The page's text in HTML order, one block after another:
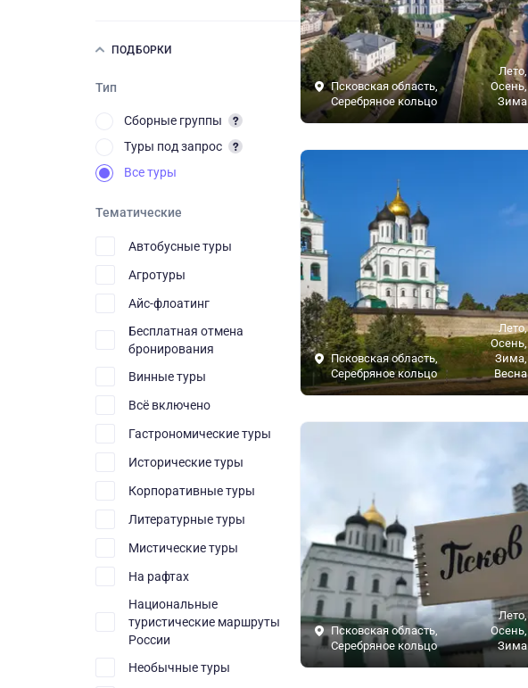
ПОДБОРКИ
Тип
Сборные группы
Туры под запрос
Все туры
Тематические
Автобусные туры
Агротуры
Айс-флоатинг
Бесплатная отмена
бронирования
Винные туры
Всё включено
Гастрономические туры
Исторические туры
Корпоративные туры
Литературные туры
Мистические туры
На рафтах
Национальные
туристические маршруты
России
Необычные туры
Псковская область,
Серебряное кольцо
Лето,
Осень,
Зима
Псковская область,
Серебряное кольцо
Лето,
Осень,
Зима,
Весна
Псковская область,
Серебряное кольцо
Лето,
Осень,
Зима